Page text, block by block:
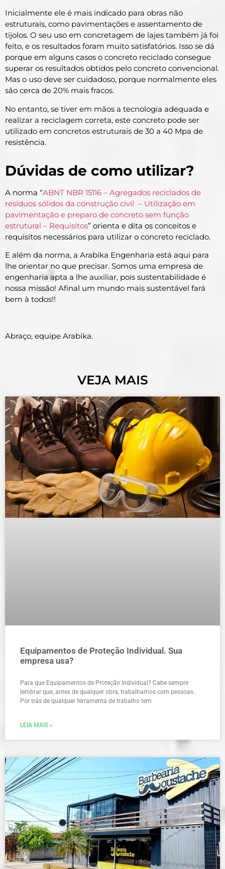
Inicialmente ele é mais indicado para obras não
estruturais, como pavimentações e assentamento de
tijolos. O seu uso em concretagem de lajes também já foi
feito, e os resultados foram muito satisfatórios. Isso se dá
porque em alguns casos o concreto reciclado consegue
superar os resultados obtidos pelo concreto convencional.
Mas o uso deve ser cuidadoso, porque normalmente eles
são cerca de 20% mais fracos.
No entanto, se tiver em mãos a tecnologia adequada e
realizar a reciclagem correta, este concreto pode ser
utilizado em concretos estruturais de 30 a 40 Mpa de
resistência.
Dúvidas de como utilizar?
A norma “ABNT NBR 15116 – Agregados reciclados de
resíduos sólidos da construção civil – Utilização em
pavimentação e preparo de concreto sem função
estrutural – Requisitos” orienta e dita os conceitos e
requisitos necessários para utilizar o concreto reciclado.
E além da norma, a Arabika Engenharia está aqui para
lhe orientar no que precisar. Somos uma empresa de
engenharia apta a lhe auxiliar, pois sustentabilidade é
nossa missão! Afinal um mundo mais sustentável fará
bem à todos!!
Abraço, equipe Arabika.
VEJA MAIS
Equipamentos de Proteção Individual. Sua
empresa usa?
Para que Equipamentos de Proteção Individual? Cabe sempre
lembrar que, antes de qualquer obra, trabalhamos com pessoas.
Por trás de qualquer ferramenta de trabalho tem
LEIA MAIS »